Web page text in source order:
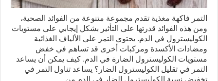
التمر فاكهة مغذية تقدم مجموعة متنوعة من الفوائد الصحية،
ومن هذه الفوائد قدرتها على التأثير بشكل إيجابي على مستويات
الكوليسترول في الدم. يحتوي التمر على الألياف الغذائية
ومضادات الأكسدة ومركبات أخرى قد تساهم في خفض
مستويات الكوليسترول الضارة في الدم. كيف يمكن أن يساعد
التمر في تقليل الكوليسترول الضار؟ يساعد تناول التمر في
تخفيض نسبة الكوليسترول الضار في الدم من …